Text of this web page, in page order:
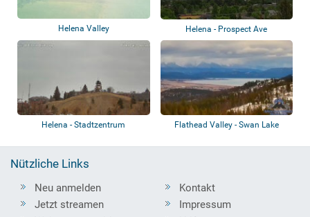
Helena Valley Helena - Prospect Ave
Helena - Stadtzentrum Flathead Valley - Swan Lake
Nützliche Links
Neu anmelden
Jetzt streamen
Kontakt
Impressum